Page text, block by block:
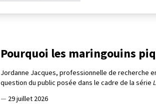
Pourquoi les maringouins
Jordanne Jacques, professionnelle de recherche
question du public posée dans le cadre de la série
— 29 juillet 2026